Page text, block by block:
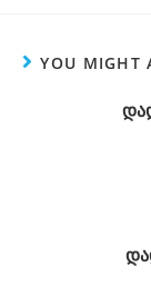
YOU MIGHT